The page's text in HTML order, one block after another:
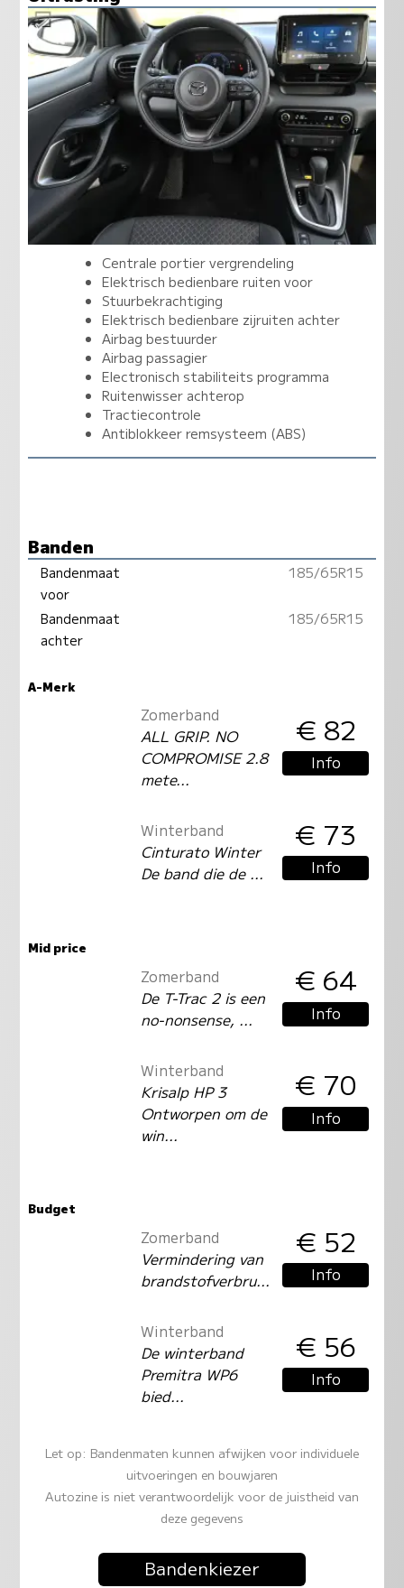
Centrale portier vergrendeling
Elektrisch bedienbare ruiten voor
Stuurbekrachtiging
Elektrisch bedienbare zijruiten achter
Airbag bestuurder
Airbag passagier
Electronisch stabiliteits programma
Ruitenwisser achterop
Tractiecontrole
Antiblokkeer remsysteem (ABS)
Banden
Bandenmaat
voor
185/65R15
Bandenmaat
achter
185/65R15
A-Merk
Zomerband
ALL GRIP. NO
COMPROMISE 2.8
mete...
€ 82
Info
Winterband
Cinturato Winter
De band die de ...
€ 73
Info
Mid price
Zomerband
De T-Trac 2 is een
no-nonsense, ...
€ 64
Info
Winterband
Krisalp HP 3
Ontworpen om de
win...
€ 70
Info
Budget
Zomerband
Vermindering van
brandstofverbru...
€ 52
Info
Winterband
De winterband
Premitra WP6
bied...
€ 56
Info
Let op: Bandenmaten kunnen afwijken voor individuele
uitvoeringen en bouwjaren
Autozine is niet verantwoordelijk voor de juistheid van
deze gegevens
Bandenkiezer